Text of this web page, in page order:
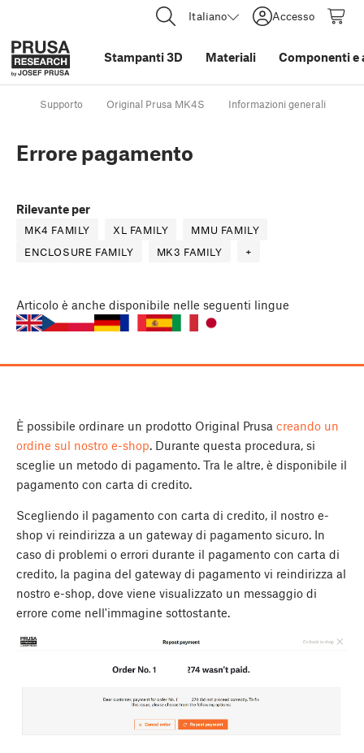
Italiano Accesso
Stampanti 3D Materiali Componenti e
Supporto Original Prusa MK4S Informazioni generali
Errore pagamento
Rilevante per
MK4 FAMILY XL FAMILY
MMU FAMILY
ENCLOSURE FAMILY
MK3 FAMILY +
Articolo è anche disponibile nelle seguenti lingue
È possibile ordinare un prodotto Original Prusa creando un
ordine sul nostro e-shop. Durante questa procedura, si
sceglie un metodo di pagamento. Tra le altre, è disponibile il
pagamento con carta di credito.
Scegliendo il pagamento con carta di credito, il nostro e-
shop vi reindirizza a un gateway di pagamento sicuro. In
caso di problemi o errori durante il pagamento con carta di
credito, la pagina del gateway di pagamento vi reindirizza al
nostro e-shop, dove viene visualizzato un messaggio di
errore come nell'immagine sottostante.